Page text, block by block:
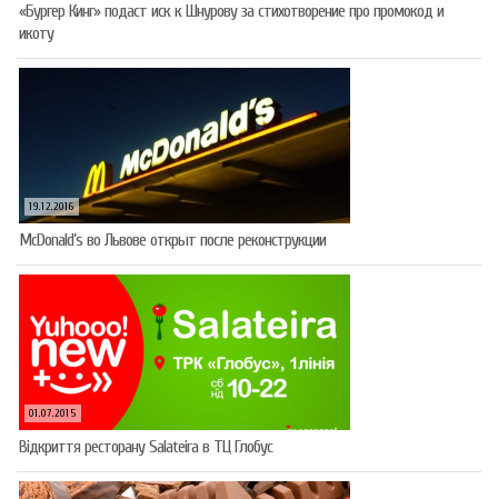
«Бургер Кинг» подаст иск к Шнурову за стихотворение про промокод и
икоту
19.12.2016
McDonald’s во Львове открыт после реконструкции
01.07.2015
Відкриття ресторану Salateirа в ТЦ Глобус